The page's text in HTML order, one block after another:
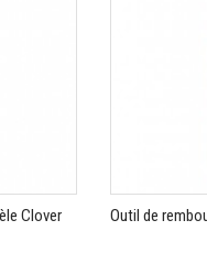
Clover Outil de